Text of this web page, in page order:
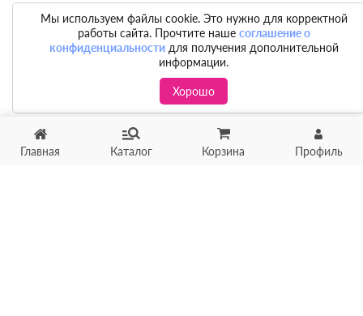
Главная Каталог Корзина Профиль
Мы используем файлы cookie. Это нужно для корректной
работы сайта. Прочтите наше соглашение о
конфиденциальностидля получения дополнительной
информации.
Хорошо